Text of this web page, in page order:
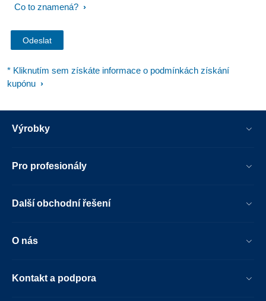
Co to znamená?
* Kliknutím sem získáte informace o podmínkách získání
kupónu
Výrobky
Pro profesionály
Další obchodní řešení
O nás
Kontakt a podpora